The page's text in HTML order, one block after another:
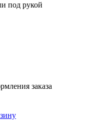
под рукой
заказа